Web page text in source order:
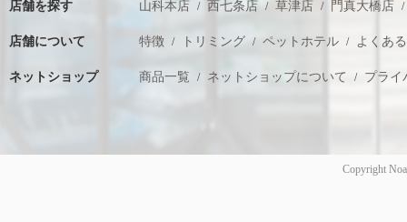
店舗を探す 山科本店 西七条店 草津店 門真大橋店
店舗について 特徴 トリミング ペットホテル よくあ
ネットショップ 商品一覧 ネットショップについて プライ
Copyright